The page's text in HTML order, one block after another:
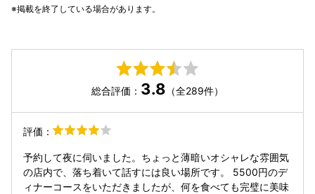
掲載を終了している場合があります。
総合評価： 3.8 （全289件）
評価：
予約して夜に伺いました。ちょっと薄暗いオシャレな雰囲気
の店内で、落ち着いて話すには良い場所です。 5500円のデ
ィナーコースをいただきましたが、何を食べても完璧に美味